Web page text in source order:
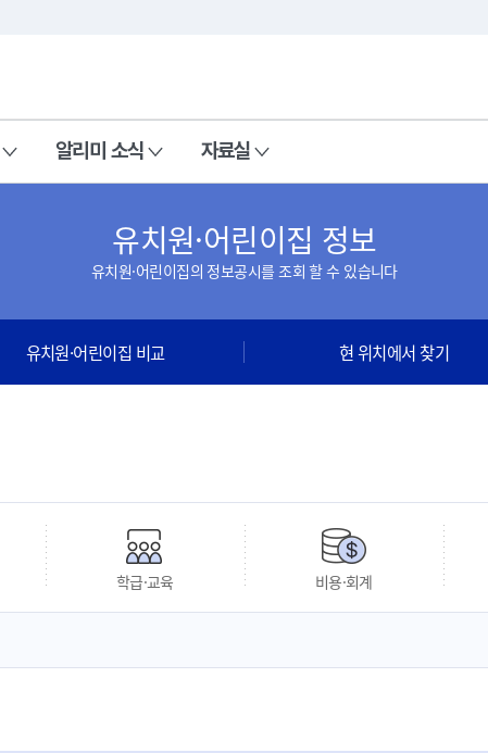
알리미 소식 자료실
유치원·어린이집 정보
유치원·어린이집의 정보공시를 조회 할 수 있습니다
유치원·어린이집 비교 현 위치에서 찾기
학급·교육 비용·회계